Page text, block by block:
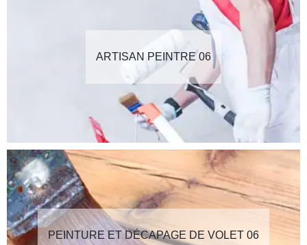
ARTISAN PEINTRE 06
PEINTURE ET DÉCAPAGE DE VOLET 06